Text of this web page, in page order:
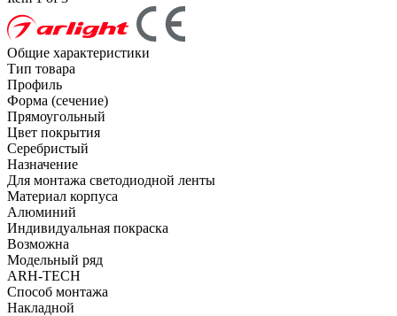
Общие характеристики
Тип товара
Профиль
Форма (сечение)
Прямоугольный
Цвет покрытия
Серебристый
Назначение
Для монтажа светодиодной ленты
Материал корпуса
Алюминий
Индивидуальная покраска
Возможна
Модельный ряд
ARH-TECH
Способ монтажа
Накладной